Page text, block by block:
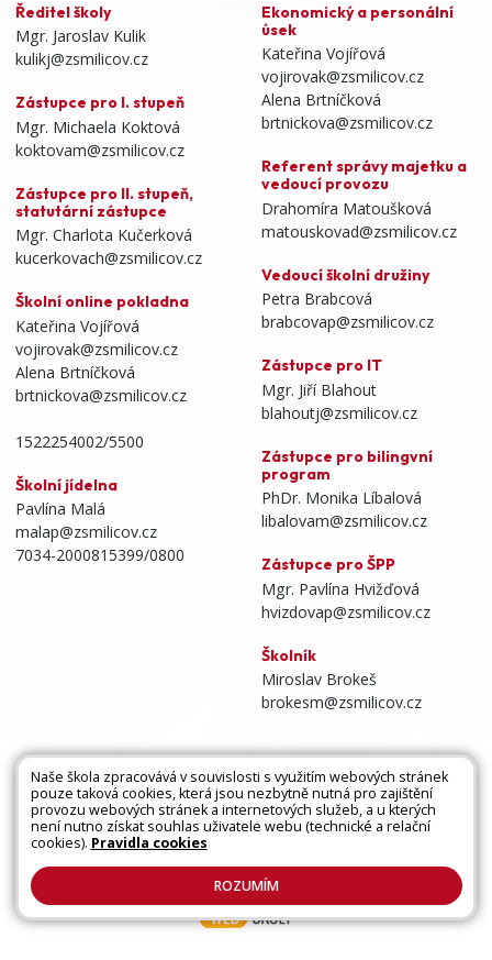
Ředitel školy
Mgr. Jaroslav Kulik
kulikj@zsmilicov.cz
Zástupce pro I. stupeň
Mgr. Michaela Koktová
koktovam@zsmilicov.cz
Zástupce pro II. stupeň,
statutární zástupce
Mgr. Charlota Kučerková
kucerkovach@zsmilicov.cz
Školní online pokladna
Kateřina Vojířová
vojirovak@zsmilicov.cz
Alena Brtníčková
brtnickova@zsmilicov.cz
1522254002/5500
Školní jídelna
Pavlína Malá
malap@zsmilicov.cz
7034-2000815399/0800
Ekonomický a personální
úsek
Kateřina Vojířová
vojirovak@zsmilicov.cz
Alena Brtníčková
brtnickova@zsmilicov.cz
Referent správy majetku a
vedoucí provozu
Drahomíra Matoušková
matouskovad@zsmilicov.cz
Vedoucí školní družiny
Petra Brabcová
brabcovap@zsmilicov.cz
Zástupce pro IT
Mgr. Jiří Blahout
blahoutj@zsmilicov.cz
Zástupce pro bilingvní
program
PhDr. Monika Líbalová
libalovam@zsmilicov.cz
Zástupce pro ŠPP
Mgr. Pavlína Hvižďová
hvizdovap@zsmilicov.cz
Školník
Miroslav Brokeš
brokesm@zsmilicov.cz
Všechna práva vyhrazena. Copyright © 2026 |
Mapa stránek|Kontakty|Přihlásit|Prohlášení
o přístupnosti|
Naše škola zpracovává v souvislosti s využitím webových stránek
pouze taková cookies, která jsou nezbytně nutná pro zajištění
provozu webových stránek a internetových služeb, a u kterých
není nutno získat souhlas uživatele webu (technické a relační
cookies). Pravidla cookies
ROZUMÍM